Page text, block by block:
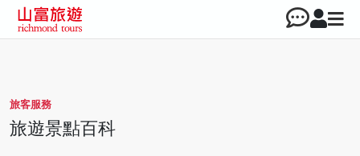
旅客服務
旅遊景點百科